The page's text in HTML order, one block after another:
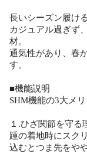
長いシーズン履け
カジュアル過ぎず
材。
通気性があり、春
す。
■機能説明
SHM機能の3大メリ
１.ひざ関節を守る
踵の着地時にスク
込むとつま先をや